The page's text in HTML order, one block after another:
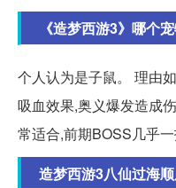
《造梦西游3》哪个
个人认为是子鼠。 理由
吸血效果,奥义爆发造成
常适合,前期BOSS几乎
造梦西游3八仙过海